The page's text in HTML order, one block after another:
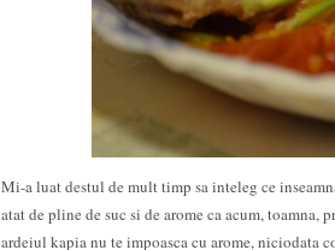
Mi-a luat destul de mult timp sa inteleg ce
atat de pline de suc si de arome ca acum, toamna,
ardeiul kapia nu te impoasca cu arome, niciodata